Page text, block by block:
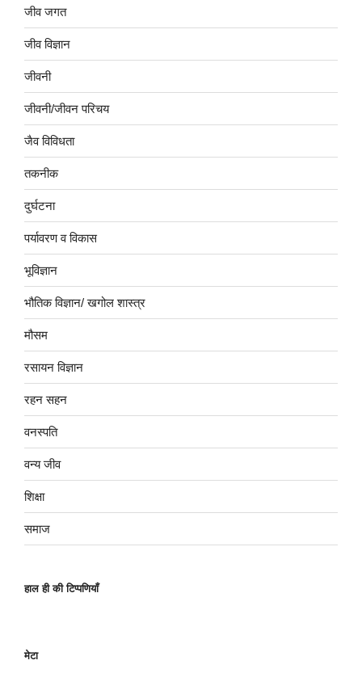
जीव जगत
जीव विज्ञान
जीवनी
जीवनी/जीवन परिचय
जैव विविधता
तकनीक
दुर्घटना
पर्यावरण व विकास
भूविज्ञान
भौतिक विज्ञान/ खगोल शास्त्र
मौसम
रसायन विज्ञान
रहन सहन
वनस्पति
वन्य जीव
शिक्षा
समाज
हाल ही की टिप्पणियाँ
मेटा